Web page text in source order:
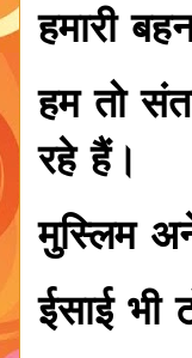
हमारी
हम तो
रहे हैं।
मुस्लिम
ईसाई